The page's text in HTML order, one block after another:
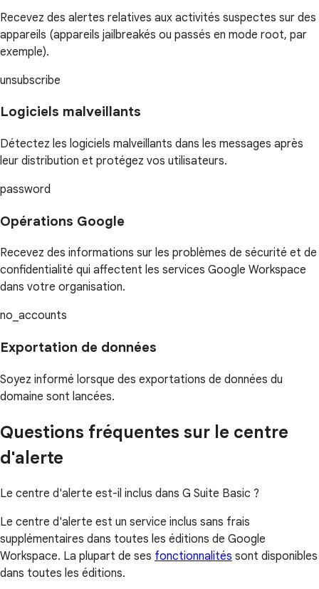
Recevez des alertes relatives aux activités suspectes sur des
appareils (appareils jailbreakés ou passés en mode root, par
exemple).
unsubscribe
Logiciels malveillants
Détectez les logiciels malveillants dans les messages après
leur distribution et protégez vos utilisateurs.
password
Opérations Google
Recevez des informations sur les problèmes de sécurité et de
confidentialité qui affectent les services Google Workspace
dans votre organisation.
no_accounts
Exportation de données
Soyez informé lorsque des exportations de données du
domaine sont lancées.
Questions fréquentes sur le centre
d'alerte
Le centre d'alerte est-il inclus dans G Suite Basic ?
Le centre d'alerte est un service inclus sans frais
supplémentaires dans toutes les éditions de Google
Workspace. La plupart de ses fonctionnalités sont disponibles
dans toutes les éditions.